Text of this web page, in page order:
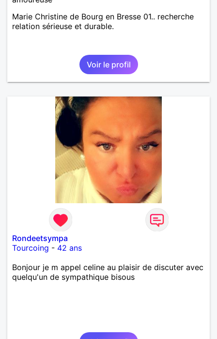
Marie Christine de Bourg en Bresse 01.. recherche
relation sérieuse et durable.
Voir le profil
Rondeetsympa
Tourcoing - 42 ans
Bonjour je m appel celine au plaisir de discuter avec
quelqu'un de sympathique bisous